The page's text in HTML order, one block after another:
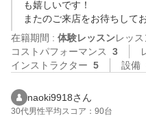
も嬉しいです！
またのご来店をお待ちして
在籍期間 : 体験レッスンレッ
コストパフォーマンス
3
インストラクター 5 設備
naoki9918さん
30代男性平均スコア：90台